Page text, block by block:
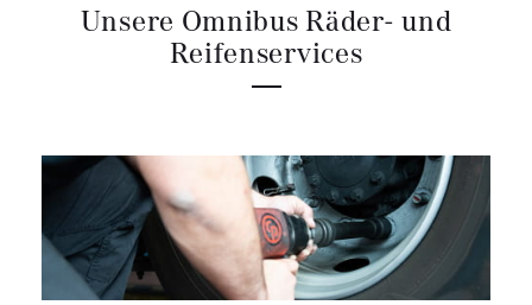
Unsere Omnibus Räder- und
Reifenservices